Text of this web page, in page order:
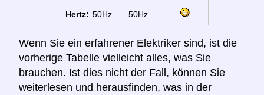
Hertz: 50Hz. 50Hz.
Wenn Sie ein erfahrener Elektriker sind, ist die
vorherige Tabelle vielleicht alles, was Sie
brauchen. Ist dies nicht der Fall, können Sie
weiterlesen und herausfinden, was in der